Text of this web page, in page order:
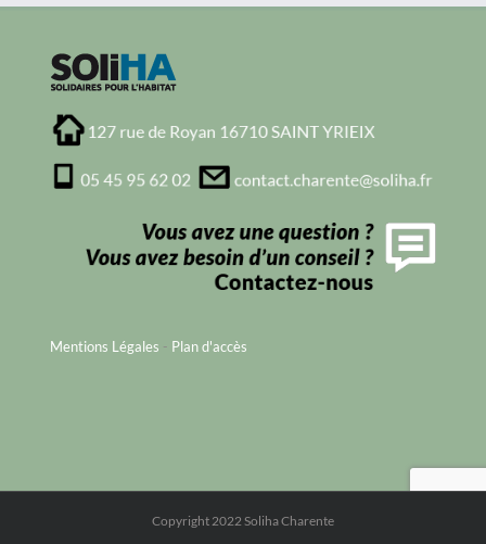
Mentions Légales - Plan d'accès
Copyright 2022 Soliha Charente